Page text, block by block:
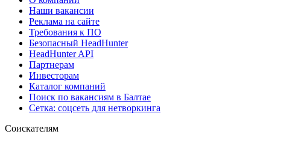
Наши вакансии
Реклама на сайте
Требования к ПО
Безопасный HeadHunter
HeadHunter API
Партнерам
Инвесторам
Каталог компаний
Поиск по вакансиям в Балтае
Сетка: соцсеть для нетворкинга
Соискателям